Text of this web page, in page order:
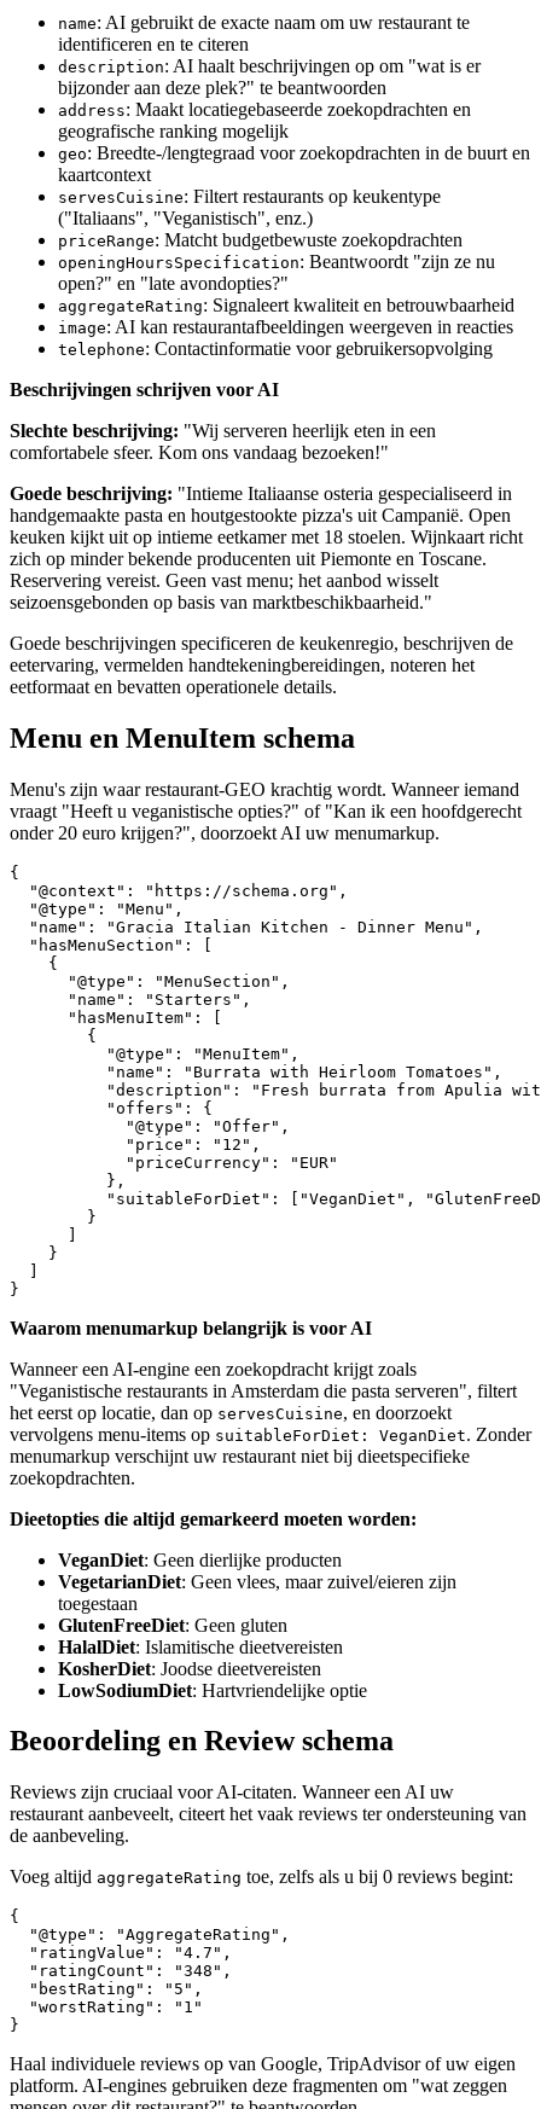
name: AI gebruikt de exacte naam om uw restaurant te
identificeren en te citeren
description: AI haalt beschrijvingen op om "wat is er
bijzonder aan deze plek?" te beantwoorden
address: Maakt locatiegebaseerde zoekopdrachten en
geografische ranking mogelijk
geo: Breedte-/lengtegraad voor zoekopdrachten in de buurt en
kaartcontext
servesCuisine: Filtert restaurants op keukentype
("Italiaans", "Veganistisch", enz.)
priceRange: Matcht budgetbewuste zoekopdrachten
openingHoursSpecification: Beantwoordt "zijn ze nu
open?" en "late avondopties?"
aggregateRating: Signaleert kwaliteit en betrouwbaarheid
image: AI kan restaurantafbeeldingen weergeven in reacties
telephone: Contactinformatie voor gebruikersopvolging
Beschrijvingen schrijven voor AI
Slechte beschrijving: "Wij serveren heerlijk eten in een
comfortabele sfeer. Kom ons vandaag bezoeken!"
Goede beschrijving: "Intieme Italiaanse osteria gespecialiseerd in
handgemaakte pasta en houtgestookte pizza's uit Campanië. Open
keuken kijkt uit op intieme eetkamer met 18 stoelen. Wijnkaart richt
zich op minder bekende producenten uit Piemonte en Toscane.
Reservering vereist. Geen vast menu; het aanbod wisselt
seizoensgebonden op basis van marktbeschikbaarheid."
Goede beschrijvingen specificeren de keukenregio, beschrijven de
eetervaring, vermelden handtekeningbereidingen, noteren het
eetformaat en bevatten operationele details.
Menu en MenuItem schema
Menu's zijn waar restaurant-GEO krachtig wordt. Wanneer iemand
vraagt "Heeft u veganistische opties?" of "Kan ik een hoofdgerecht
onder 20 euro krijgen?", doorzoekt AI uw menumarkup.
{
  "@context": "https://schema.org",
  "@type": "Menu",
  "name": "Gracia Italian Kitchen - Dinner Menu",
  "hasMenuSection": [
    {
      "@type": "MenuSection",
      "name": "Starters",
      "hasMenuItem": [
        {
          "@type": "MenuItem",
          "name": "Burrata with Heirloom Tomatoes",
"description": "Fresh burrata from Apulia
          "offers": {
            "@type": "Offer",
            "price": "12",
            "priceCurrency": "EUR"
          },
"suitableForDiet": ["VeganDiet",
        }
      ]
    }
  ]
}
Waarom menumarkup belangrijk is voor AI
Wanneer een AI-engine een zoekopdracht krijgt zoals
"Veganistische restaurants in Amsterdam die pasta serveren", filtert
het eerst op locatie, dan op servesCuisine, en doorzoekt
vervolgens menu-items op suitableForDiet: VeganDiet. Zonder
menumarkup verschijnt uw restaurant niet bij dieetspecifieke
zoekopdrachten.
Dieetopties die altijd gemarkeerd moeten worden:
VeganDiet: Geen dierlijke producten
VegetarianDiet: Geen vlees, maar zuivel/eieren zijn
toegestaan
GlutenFreeDiet: Geen gluten
HalalDiet: Islamitische dieetvereisten
KosherDiet: Joodse dieetvereisten
LowSodiumDiet: Hartvriendelijke optie
Beoordeling en Review schema
Reviews zijn cruciaal voor AI-citaten. Wanneer een AI uw
restaurant aanbeveelt, citeert het vaak reviews ter ondersteuning van
de aanbeveling.
Voeg altijd aggregateRating toe, zelfs als u bij 0 reviews begint:
{
  "@type": "AggregateRating",
  "ratingValue": "4.7",
  "ratingCount": "348",
  "bestRating": "5",
  "worstRating": "1"
}
Haal individuele reviews op van Google, TripAdvisor of uw eigen
platform. AI-engines gebruiken deze fragmenten om "wat zeggen